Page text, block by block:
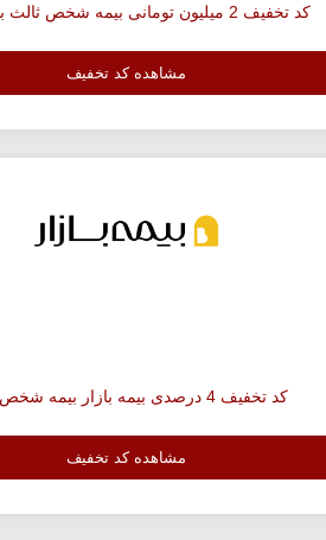
کد تخفیف 2 میلیون تومانی بیمه شخص ثالث بیمه بازار
مشاهده کد تخفیف
کد تخفیف 4 درصدی بیمه بازار بیمه شخص ثالث
مشاهده کد تخفیف